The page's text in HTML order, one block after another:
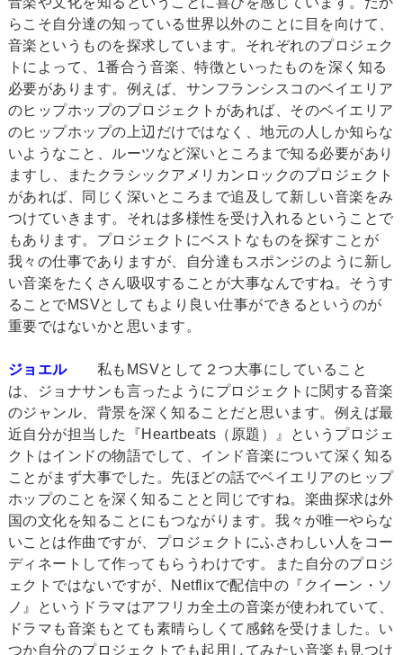
らこそ自分達の知っている世界以外のことに目を向けて、
音楽というものを探求しています。それぞれのプロジェク
トによって、1番合う音楽、特徴といったものを深く知る
必要があります。例えば、サンフランシスコのベイエリア
のヒップホップのプロジェクトがあれば、そのベイエリア
のヒップホップの上辺だけではなく、地元の人しか知らな
いようなこと、ルーツなど深いところまで知る必要があり
ますし、またクラシックアメリカンロックのプロジェクト
があれば、同じく深いところまで追及して新しい音楽をみ
つけていきます。それは多様性を受け入れるということで
もあります。プロジェクトにベストなものを探すことが
我々の仕事でありますが、自分達もスポンジのように新し
い音楽をたくさん吸収することが大事なんですね。そうす
ることでMSVとしてもより良い仕事ができるというのが
重要ではないかと思います。
ジョエル私もMSVとして２つ大事にしていること
は、ジョナサンも言ったようにプロジェクトに関する音楽
のジャンル、背景を深く知ることだと思います。例えば最
近自分が担当した『Heartbeats（原題）』というプロジェ
クトはインドの物語でして、インド音楽について深く知る
ことがまず大事でした。先ほどの話でベイエリアのヒップ
ホップのことを深く知ることと同じですね。楽曲探求は外
国の文化を知ることにもつながります。我々が唯一やらな
いことは作曲ですが、プロジェクトにふさわしい人をコー
ディネートして作ってもらうわけです。また自分のプロジ
ェクトではないですが、Netflixで配信中の『クイーン・ソ
ノ』というドラマはアフリカ全土の音楽が使われていて、
ドラマも音楽もとても素晴らしくて感銘を受けました。い
つか自分のプロジェクトでも起用してみたい音楽も見つけ